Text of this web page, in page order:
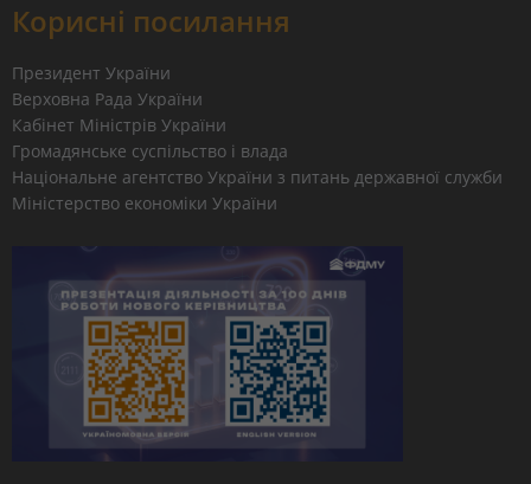
Корисні посилання
Президент України
Верховна Рада України
Кабінет Міністрів України
Громадянське суспільство і влада
Національне агентство України з питань державної служби
Міністерство економіки України